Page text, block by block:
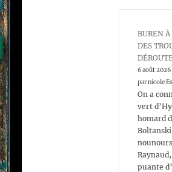
BUREN
DES
6 août 2026
par nicole
On a
vert
homard
puante